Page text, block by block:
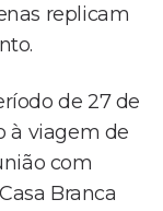
replicam
de 27 de
à viagem de
com
Branca